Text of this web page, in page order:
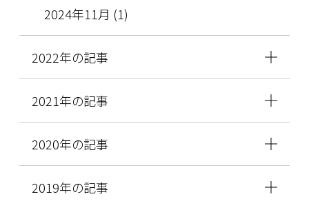
2024年11月 (1)
2022年の記事
2021年の記事
2020年の記事
2019年の記事